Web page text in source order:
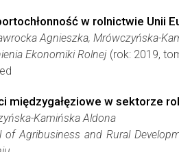
w rolnictwie Unii
Agnieszka, Mrówczyńska-
Ekonomiki Rolnej (rok: 2019,
międzygałęziowe w sektorze
Kamińska Aldona
of Agribusiness and Rural